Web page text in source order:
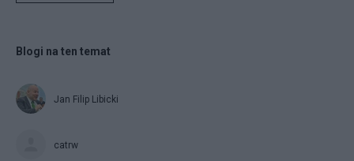
Blogi na ten temat
Jan Filip Libicki
catrw